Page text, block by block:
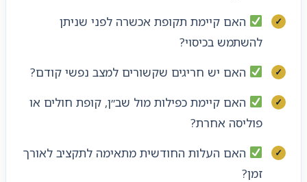
האם קיימת תקופת אכשרה לפני שניתן
להשתמש בכיסוי?
האם יש חריגים שקשורים למצב נפשי קודם?
האם קיימת כפילות מול שב״ן, קופת חולים או
פוליסה אחרת?
האם העלות החודשית מתאימה לתקציב לאורך
זמן?